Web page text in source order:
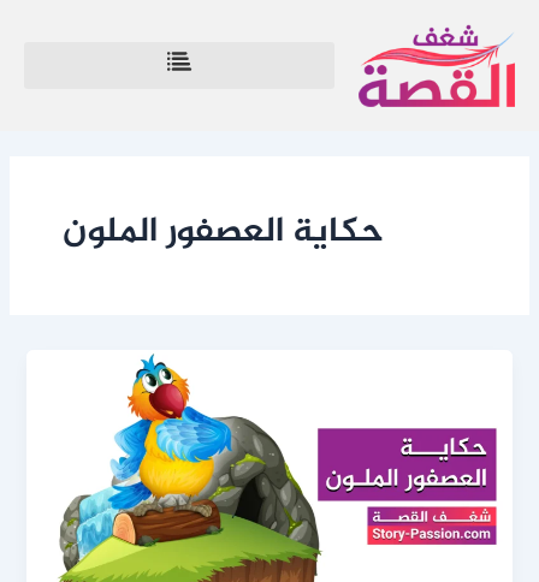
إلى
المحتوى
حكاية العصفور الملون